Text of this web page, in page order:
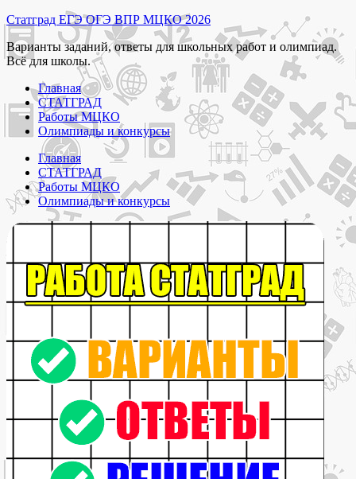
Перейти
к
содержимому
Статград ЕГЭ ОГЭ ВПР МЦКО 2026
Варианты заданий, ответы для школьных работ и олимпиад.
Всё для школы.
Главная
СТАТГРАД
Работы МЦКО
Олимпиады и конкурсы
Главная
СТАТГРАД
Работы МЦКО
Олимпиады и конкурсы